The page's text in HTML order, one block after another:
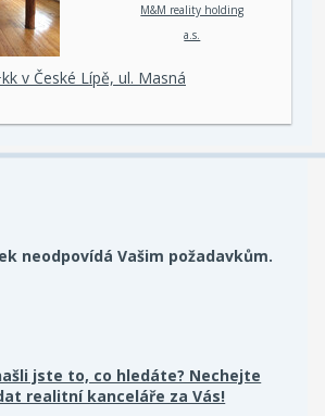
M&M reality holding
a.s.
v České Lípě, ul. Masná
neodpovídá Vašim požadavkům.
jste to, co hledáte? Nechejte
realitní kanceláře za Vás!